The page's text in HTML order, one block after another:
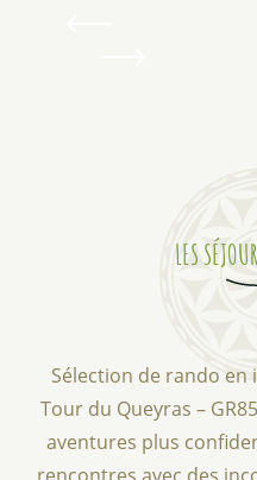
LES
Sélection de rando en
Tour du Queyras –
aventures plus